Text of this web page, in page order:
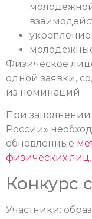
Физическое
одной заявки,
из номинаций.
При
России»
обновленные
физических лиц.
Конкурс
Участники: